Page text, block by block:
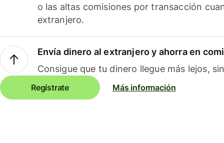
o las altas comisiones por transacción
extranjero.
Envía dinero al extranjero y ahorra en
Consigue que tu dinero llegue más lejos,
Regístrate Más información